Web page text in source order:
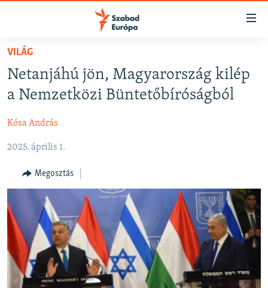
Akadálymentes
Ugrás
fő
oldalra
Ugrás
NAPIRENDEN
AKTUÁLIS
VIDEÓK
ELEMZŐ
NER15
SZABADON
TÁRSADALOM
DEMOKRÁCIA
A PÉNZ NYOMÁBAN
EURÓPAI UNIÓ
VILÁG
Netanjáhú jön, Magyarország kilép
a Nemzetközi Büntetőbíróságból
Kósa András
2025. április 1.
Megosztás